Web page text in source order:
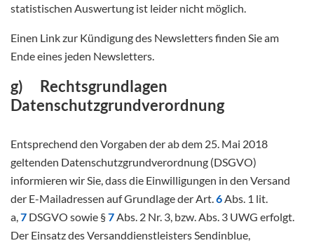
statistischen Auswertung ist leider nicht möglich.
Einen Link zur Kündigung des Newsletters finden Sie am
Ende eines jeden Newsletters.
g) Rechtsgrundlagen
Datenschutzgrundverordnung
Entsprechend den Vorgaben der ab dem 25. Mai 2018
geltenden Datenschutzgrundverordnung (DSGVO)
informieren wir Sie, dass die Einwilligungen in den Versand
der E-Mailadressen auf Grundlage der Art.6Abs. 1 lit.
a,7 DSGVO sowie §7Abs. 2 Nr. 3, bzw. Abs. 3 UWG erfolgt.
Der Einsatz des Versanddienstleisters Sendinblue,